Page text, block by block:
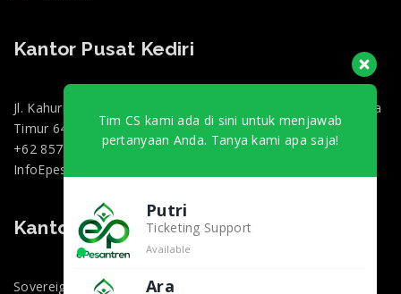
Kantor Pusat Kediri
Jl. Kahuripan 47, Doko, Kec. Ngasem, Kabupaten Kediri, Jawa
Timur 64182
+62 857-0130-3000
InfoEpesantren@gmail.com
Kantor Marketing Jakarta
Sovereign Plaza, Jl. TB Simatupang No.36 1, RT.1/RW.2,
Tim CS kami ada di sini untuk menjawab
pertanyaan Anda. Tanya kami apa saja!
Putri
Ticketing Support
Available
Ara